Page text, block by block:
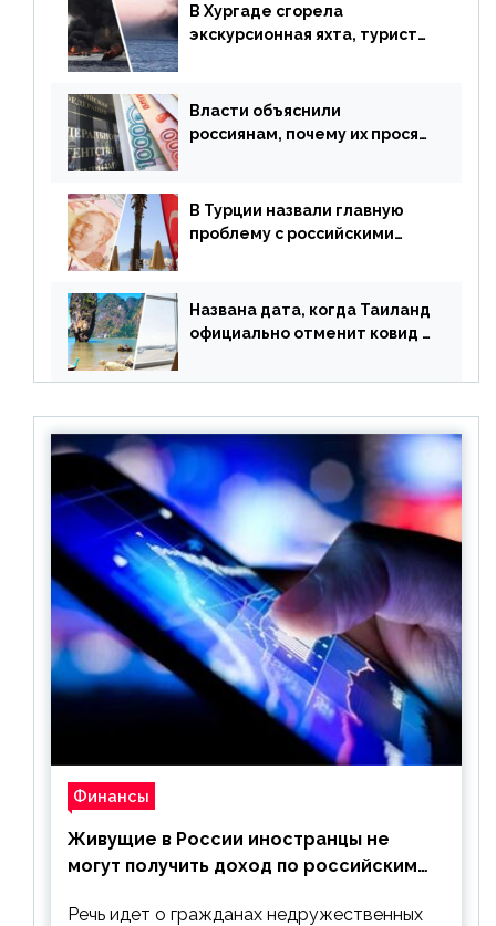
В Хургаде сгорела
экскурсионная яхта, туристы
Власти объяснили
россиянам, почему их просят
В Турции назвали главную
проблему с российскими
Названа дата, когда Таиланд
официально отменит ковид и
Финансы
Живущие в России иностранцы не
могут получить доход по российским
Речь идет о гражданах недружественных